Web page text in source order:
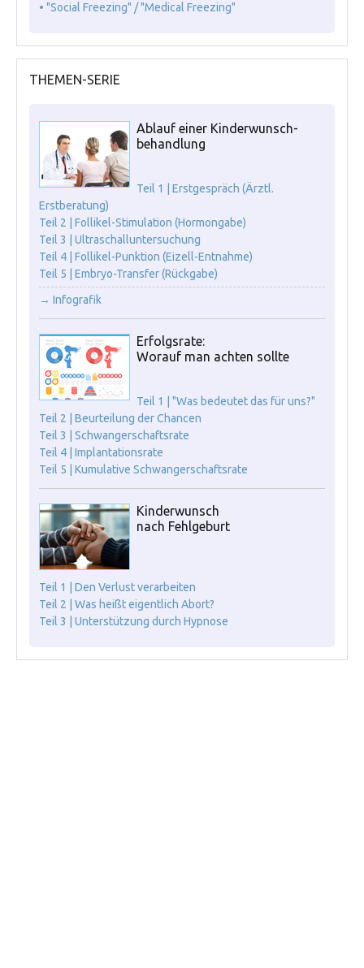
• "Social Freezing" / "Medical Freezing"
THEMEN-SERIE
Ablauf einer Kinderwunsch-
behandlung
Teil 1 | Erstgespräch (Ärztl.
Erstberatung)
Teil 2 | Follikel-Stimulation (Hormongabe)
Teil 3 | Ultraschalluntersuchung
Teil 4 | Follikel-Punktion (Eizell-Entnahme)
Teil 5 | Embryo-Transfer (Rückgabe)
→ Infografik
Erfolgsrate:
Worauf man achten sollte
Teil 1 | "Was bedeutet das für uns?"
Teil 2 | Beurteilung der Chancen
Teil 3 | Schwangerschaftsrate
Teil 4 | Implantationsrate
Teil 5 | Kumulative Schwangerschaftsrate
Kinderwunsch
nach Fehlgeburt
Teil 1 | Den Verlust verarbeiten
Teil 2 | Was heißt eigentlich Abort?
Teil 3 | Unterstützung durch Hypnose